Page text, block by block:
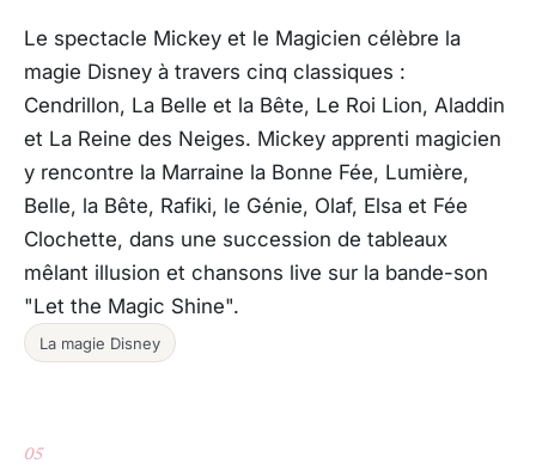
Le spectacle Mickey et le Magicien célèbre la
magie Disney à travers cinq classiques :
Cendrillon, La Belle et la Bête, Le Roi Lion, Aladdin
et La Reine des Neiges. Mickey apprenti magicien
y rencontre la Marraine la Bonne Fée, Lumière,
Belle, la Bête, Rafiki, le Génie, Olaf, Elsa et Fée
Clochette, dans une succession de tableaux
mêlant illusion et chansons live sur la bande-son
"Let the Magic Shine".
La magie Disney
05